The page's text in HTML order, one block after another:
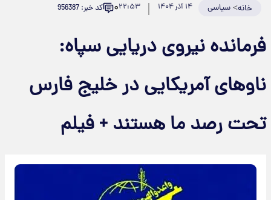
خانه>سیاسی ۱۴ آذر ۱۴۰۴ ۲۲:۵۳۰ کد خبر: 956387
فرمانده نیروی دریایی سپاه:
ناوهای آمریکایی در خلیج فارس
تحت رصد ما هستند + فیلم